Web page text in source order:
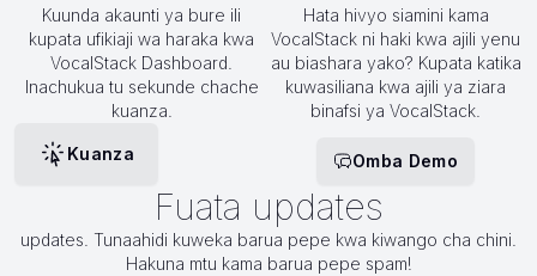
Kuunda akaunti ya bure ili
kupata ufikiaji wa haraka kwa
VocalStack Dashboard.
Inachukua tu sekunde chache
kuanza.
Kuanza
Hata hivyo siamini kama
VocalStack ni haki kwa ajili yenu
au biashara yako? Kupata katika
kuwasiliana kwa ajili ya ziara
binafsi ya VocalStack.
Omba Demo
Fuata updates
updates. Tunaahidi kuweka barua pepe kwa kiwango cha chini.
Hakuna mtu kama barua pepe spam!